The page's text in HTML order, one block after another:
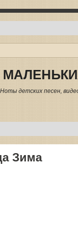
Ноты детских песен,
Зима